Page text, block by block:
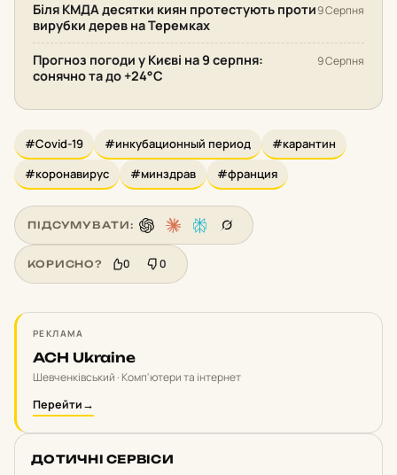
Біля КМДА десятки киян протестують проти
вирубки дерев на Теремках
9 Серпня
Прогноз погоди у Києві на 9 серпня:
сонячно та до +24°С
9 Серпня
#Covid-19 #инкубационный период
#карантин
#коронавирус
#минздрав #франция
ПІДСУМУВАТИ:
КОРИСНО? 0 0
РЕКЛАМА
ACH Ukraine
Шевченківський · Комп'ютери та інтернет
Перейти→
ДОТИЧНІ СЕРВІСИ